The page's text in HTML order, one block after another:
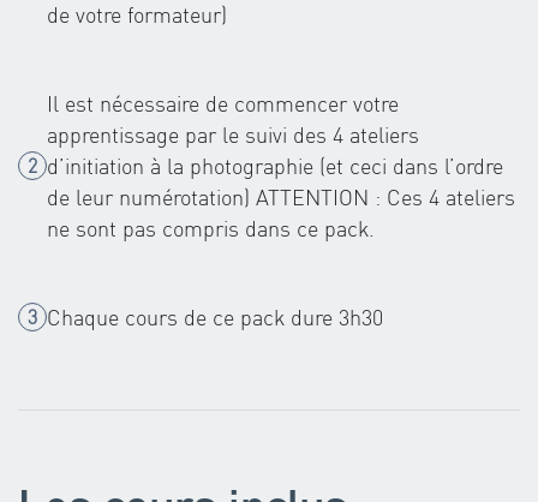
de votre formateur)
Il est nécessaire de commencer votre
apprentissage par le suivi des 4 ateliers
d’initiation à la photographie (et ceci dans l’ordre
de leur numérotation) ATTENTION : Ces 4 ateliers
ne sont pas compris dans ce pack.
Chaque cours de ce pack dure 3h30